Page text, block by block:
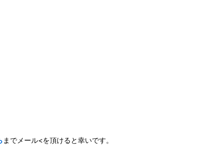
までメール<を頂けると幸いです。